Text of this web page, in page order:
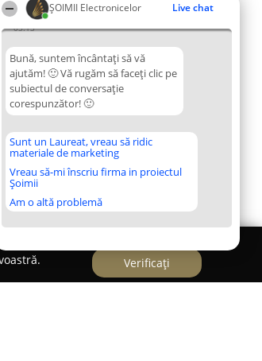
ȘOIMII Electronicelor Live chat
03:13
Bună, suntem încântați să vă
ajutăm! 🙂 Vă rugăm să faceți clic pe
subiectul de conversație
corespunzător! 🙂
Sunt un Laureat, vreau să ridic
materiale de marketing
Vreau să-mi înscriu firma in proiectul
Șoimii
Am o altă problemă
Verificați